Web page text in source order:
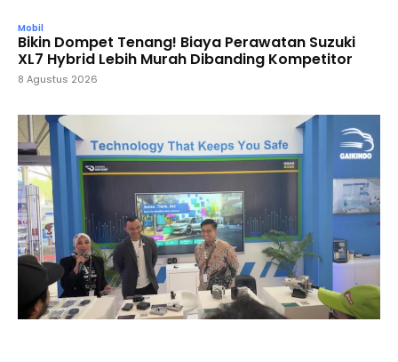
Mobil
Bikin Dompet Tenang! Biaya Perawatan Suzuki
XL7 Hybrid Lebih Murah Dibanding Kompetitor
8 Agustus 2026